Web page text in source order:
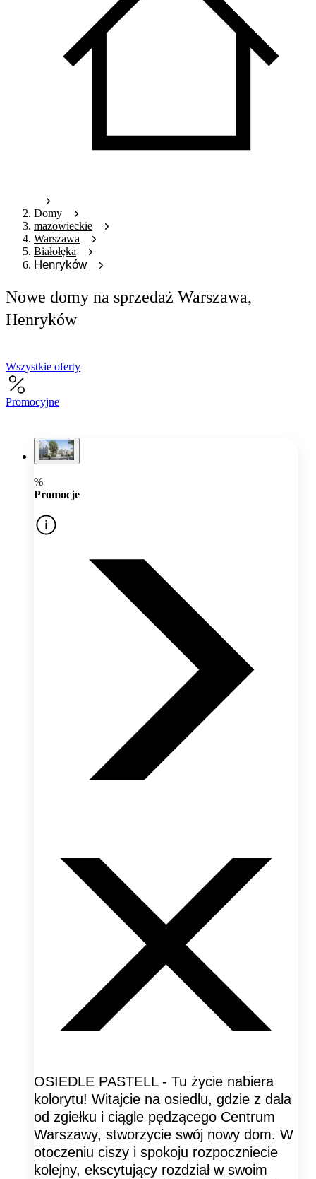
Domy
mazowieckie
Warszawa
Białołęka
Henryków
Nowe domy na sprzedaż Warszawa,
Henryków
Wszystkie oferty
Promocyjne
%
Promocje
OSIEDLE PASTELL - Tu życie nabiera
kolorytu! Witajcie na osiedlu, gdzie z dala
od zgiełku i ciągle pędzącego Centrum
Warszawy, stworzycie swój nowy dom. W
otoczeniu ciszy i spokoju rozpoczniecie
kolejny, ekscytujący rozdział w swoim